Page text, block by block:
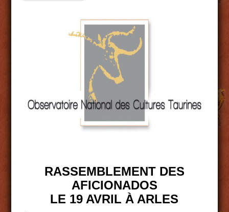
RASSEMBLEMENT DES
AFICIONADOS
LE 19 AVRIL À ARLES